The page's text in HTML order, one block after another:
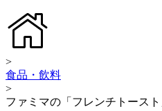
>
食品・飲料
>
ファミマの「フレンチトース